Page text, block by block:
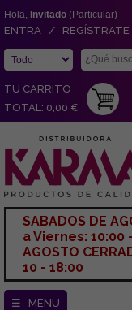
Hola, Invitado (Particular)
ENTRA / REGÍSTRATE
TU CARRITO
TOTAL: 0,00 €
SABADOS DE
a Viernes: 10:00
AGOSTO
10 - 18:00
☰ MENU